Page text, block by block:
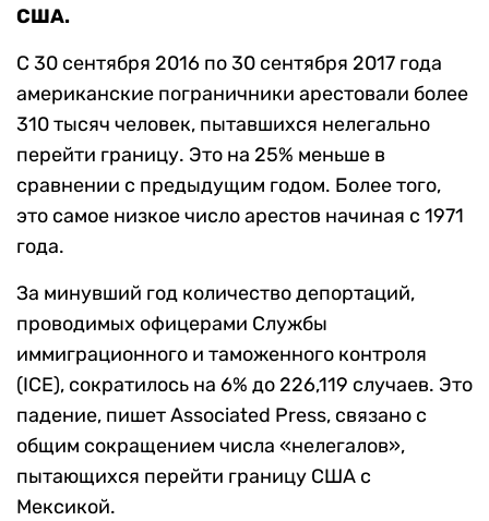
США.
С 30 сентября 2016 по 30 сентября 2017 года
американские пограничники арестовали более
310 тысяч человек, пытавшихся нелегально
перейти границу. Это на 25% меньше в
сравнении с предыдущим годом. Более того,
это самое низкое число арестов начиная с 1971
года.
За минувший год количество депортаций,
проводимых офицерами Службы
иммиграционного и таможенного контроля
(ICE), сократилось на 6% до 226,119 случаев. Это
падение, пишет Associated Press, связано с
общим сокращением числа «нелегалов»,
пытающихся перейти границу США с
Мексикой.